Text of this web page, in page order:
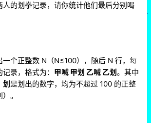
人的划拳记录，请你统计他们最后分别喝
一个正整数 N（N≤100），随后 N 行，每
录，格式为： 甲喊 甲划 乙喊 乙划。其中
划是划出的数字，均为不超过 100 的正整
。